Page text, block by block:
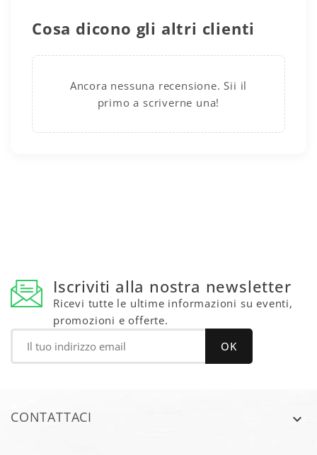
Cosa dicono gli altri clienti
Ancora nessuna recensione. Sii il
primo a scriverne una!
Iscriviti alla nostra newsletter
Ricevi tutte le ultime informazioni su eventi,
promozioni e offerte.
CONTATTACI 